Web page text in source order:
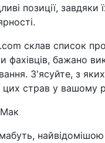
позиції, завдяки
склав список
фахівців, бажано
З'ясуйте, з
страв у вашому
Мак